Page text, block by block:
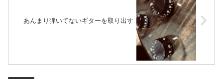
あんまり弾いてないギターを取り出す